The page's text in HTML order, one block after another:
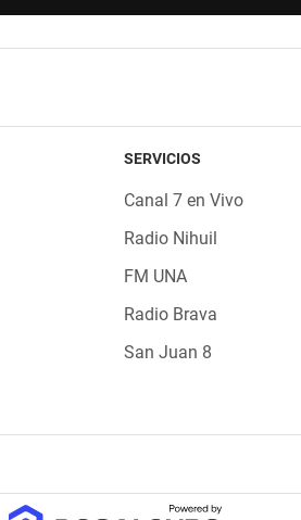
SERVICIOS
Canal 7 en Vivo
Radio Nihuil
FM UNA
Radio Brava
San Juan 8